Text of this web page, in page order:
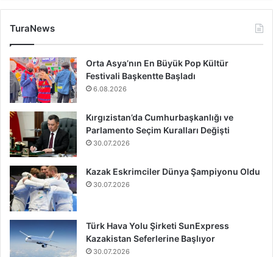
TuraNews
Orta Asya’nın En Büyük Pop Kültür
Festivali Başkentte Başladı
6.08.2026
Kırgızistan’da Cumhurbaşkanlığı ve
Parlamento Seçim Kuralları Değişti
30.07.2026
Kazak Eskrimciler Dünya Şampiyonu Oldu
30.07.2026
Türk Hava Yolu Şirketi SunExpress
Kazakistan Seferlerine Başlıyor
30.07.2026